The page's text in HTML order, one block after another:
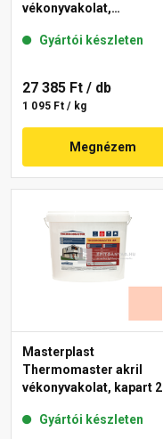
vékonyvakolat,
44-F 25 kg
Gyártói készleten
27 385 Ft / db
1 095 Ft / kg
Megnézem
Masterplast
Thermomaster akril
vékonyvakolat, kapart 2
Gyártói készleten